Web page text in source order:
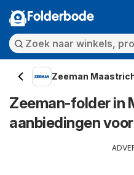
Folderbode
Zeeman
Zeeman-folder in
aanbiedingen